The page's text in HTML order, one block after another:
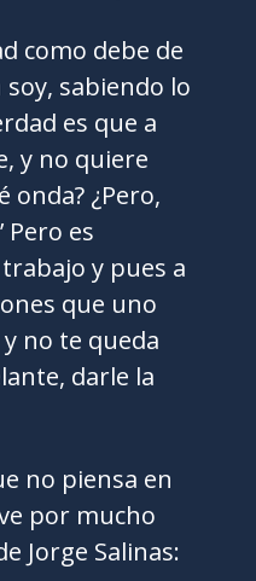
como debe de
sabiendo lo
es que a
y no quiere
onda? ¿Pero,
Pero es
y pues a
que uno
no te queda
darle la
no piensa en
por mucho
Jorge Salinas: